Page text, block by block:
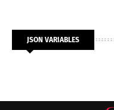
JSON VARIABLES